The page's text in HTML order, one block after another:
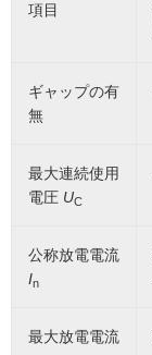
項目
ギャップの有
無
最大連続使用
電圧 UC
公称放電電流
In
最大放電電流